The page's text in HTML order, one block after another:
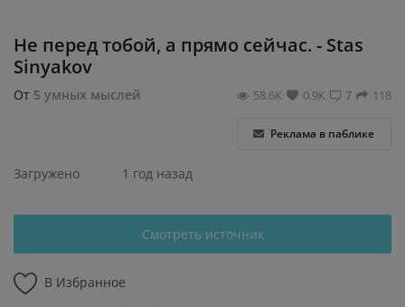
Не перед тобой, а прямо сейчас. - Stas
Sinyakov
От 5 умных мыслей 118
7
0.9К
58.6К
Реклама в паблике
Загружено 1 год назад
Смотреть источник
В Избранное